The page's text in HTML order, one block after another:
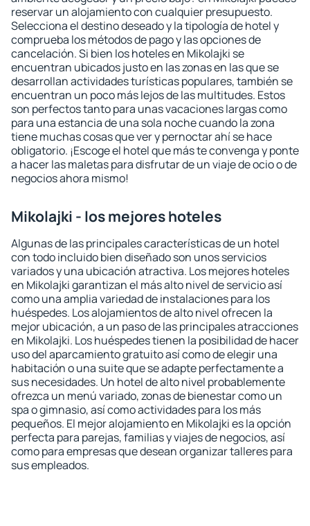
reservar un alojamiento con cualquier presupuesto.
Selecciona el destino deseado y la tipología de hotel y
comprueba los métodos de pago y las opciones de
cancelación. Si bien los hoteles en Mikolajki se
encuentran ubicados justo en las zonas en las que se
desarrollan actividades turísticas populares, también se
encuentran un poco más lejos de las multitudes. Estos
son perfectos tanto para unas vacaciones largas como
para una estancia de una sola noche cuando la zona
tiene muchas cosas que ver y pernoctar ahí se hace
obligatorio. ¡Escoge el hotel que más te convenga y ponte
a hacer las maletas para disfrutar de un viaje de ocio o de
negocios ahora mismo!
Mikolajki - los mejores hoteles
Algunas de las principales características de un hotel
con todo incluido bien diseñado son unos servicios
variados y una ubicación atractiva. Los mejores hoteles
en Mikolajki garantizan el más alto nivel de servicio así
como una amplia variedad de instalaciones para los
huéspedes. Los alojamientos de alto nivel ofrecen la
mejor ubicación, a un paso de las principales atracciones
en Mikolajki. Los huéspedes tienen la posibilidad de hacer
uso del aparcamiento gratuito así como de elegir una
habitación o una suite que se adapte perfectamente a
sus necesidades. Un hotel de alto nivel probablemente
ofrezca un menú variado, zonas de bienestar como un
spa o gimnasio, así como actividades para los más
pequeños. El mejor alojamiento en Mikolajki es la opción
perfecta para parejas, familias y viajes de negocios, así
como para empresas que desean organizar talleres para
sus empleados.